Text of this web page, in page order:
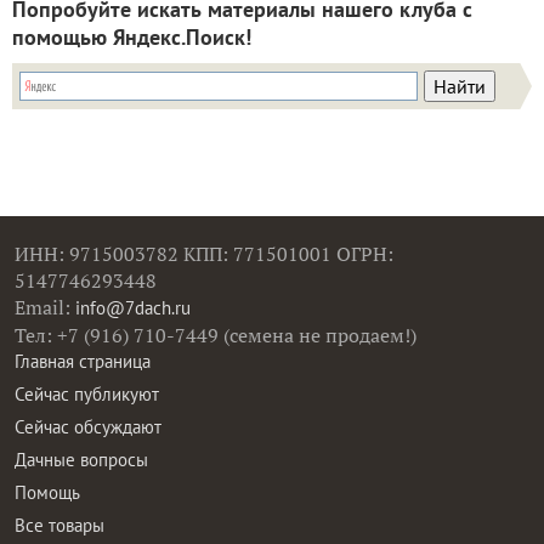
Попробуйте искать материалы нашего клуба с
помощью Яндекс.Поиск!
ИНН: 9715003782 КПП: 771501001 ОГРН:
5147746293448
Email: info@7dach.ru
Тел: +7 (916) 710-7449 (семена не продаем!)
Главная страница
Сейчас публикуют
Сейчас обсуждают
Дачные вопросы
Помощь
Все товары